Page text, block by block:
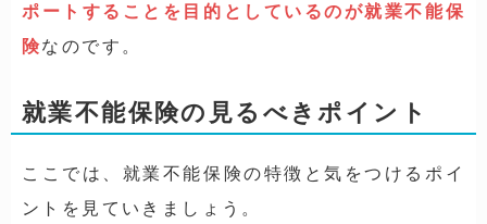
ポートすることを目的としているのが就業不能保
険なのです。
就業不能保険の見るべきポイント
ここでは、就業不能保険の特徴と気をつけるポイ
ントを見ていきましょう。